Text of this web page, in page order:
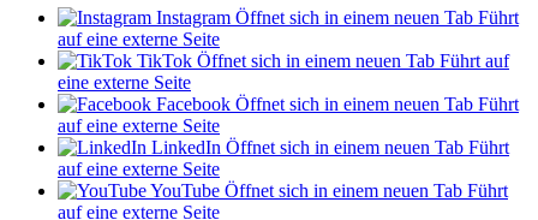
Instagram Öffnet sich in einem neuen Tab Führt
auf eine externe Seite
TikTok Öffnet sich in einem neuen Tab Führt auf
eine externe Seite
Facebook Öffnet sich in einem neuen Tab Führt
auf eine externe Seite
LinkedIn Öffnet sich in einem neuen Tab Führt
auf eine externe Seite
YouTube Öffnet sich in einem neuen Tab Führt
auf eine externe Seite